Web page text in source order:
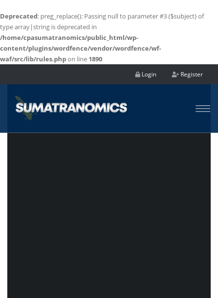
Deprecated: preg_replace(): Passing null to parameter #3 ($subject) of
type array|string is deprecated in
/home/cpasumatranomics/public_html/wp-
content/plugins/wordfence/vendor/wordfence/wf-
waf/src/lib/rules.phpon line 1890
Login Register